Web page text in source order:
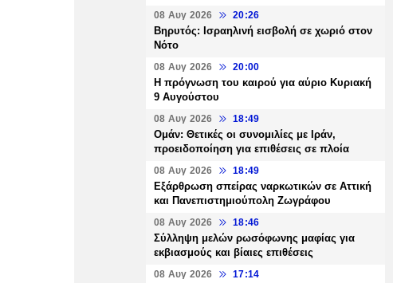
08 Αυγ 2026 20:26
Βηρυτός: Ισραηλινή εισβολή σε χωριό στον
Νότο
08 Αυγ 2026 20:00
Η πρόγνωση του καιρού για αύριο Κυριακή
9 Αυγούστου
08 Αυγ 2026 18:49
Ομάν: Θετικές οι συνομιλίες με Ιράν,
προειδοποίηση για επιθέσεις σε πλοία
08 Αυγ 2026 18:49
Εξάρθρωση σπείρας ναρκωτικών σε Αττική
και Πανεπιστημιούπολη Ζωγράφου
08 Αυγ 2026 18:46
Σύλληψη μελών ρωσόφωνης μαφίας για
εκβιασμούς και βίαιες επιθέσεις
08 Αυγ 2026 17:14